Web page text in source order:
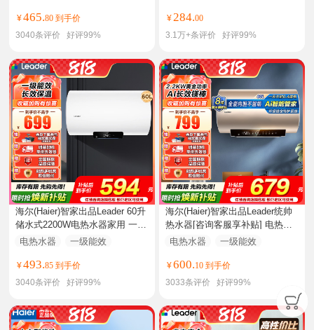
¥465.80 到手价
3040条评价 好评99%
¥284.00
3.1万+条评价 好评99%
海尔(Haier)智家出品Leader 60升
储水式2200W电热水器家用 一级
能效节能速热 长效保温租房优
电热水器
一级能效
¥493.85 到手价
3040条评价 好评99%
海尔(Haier)智家出品Leader统帅
热水器[咨询客服享补贴] 电热水
器60升LD5S一级能效出租房家用
电热水器
一级能效
¥600.10 到手价
3033条评价 好评99%